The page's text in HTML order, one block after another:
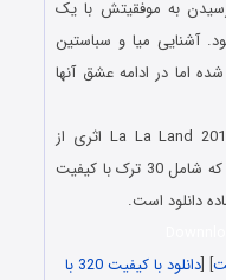
به موفقیتش با یک
آشنایی میا و سباستین
اما در ادامه عشق آنها
موسیقی متن موسیقی فیلم لالا لند La La Land 2016 اثری از
جاستین هورویتز Justin Hurwitz است که شامل 30 ترک با کیفیت
دانلود است.
] [
دانلود با کیفیت 320 با